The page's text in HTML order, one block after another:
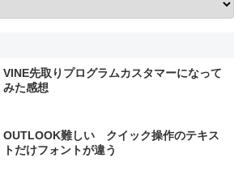
VINE先取りプログラムカスタマーになって
みた感想
OUTLOOK難しい クイック操作のテキス
トだけフォントが違う